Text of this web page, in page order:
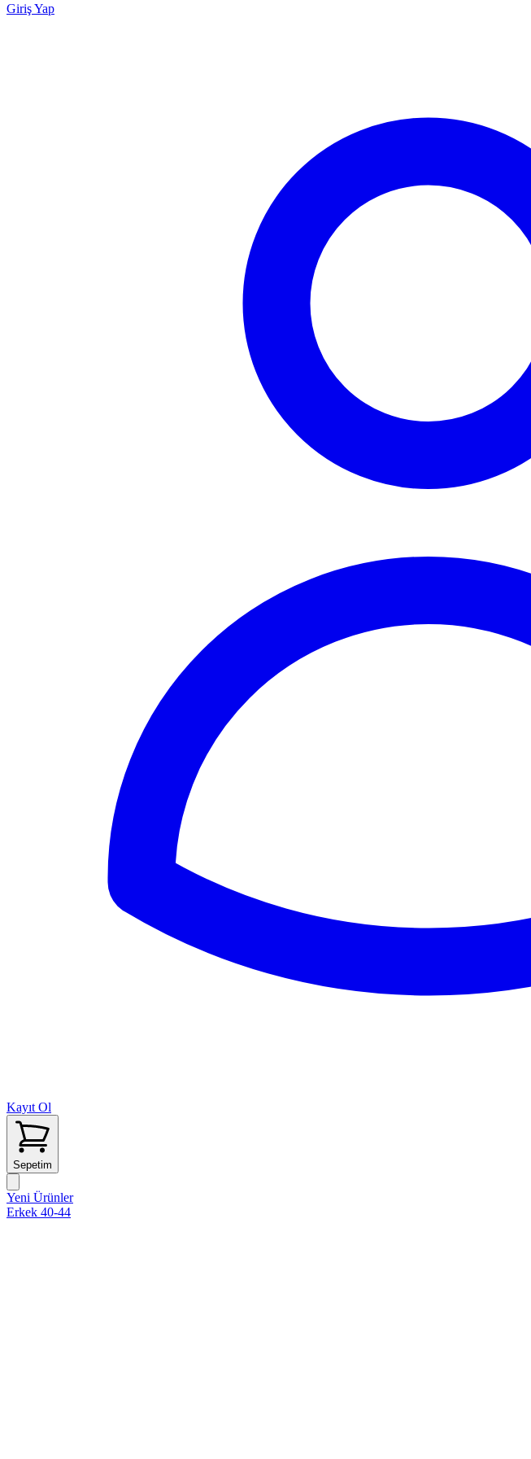
Giriş Yap
Kayıt Ol
Sepetim
Yeni Ürünler
Erkek 40-44